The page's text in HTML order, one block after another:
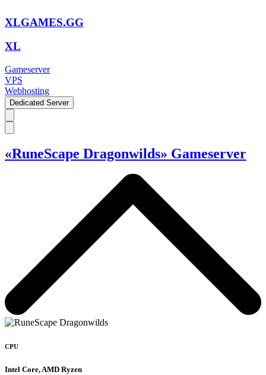
XLGAMES.GG
XL
Gameserver
VPS
Webhosting
Dedicated Server
«RuneScape Dragonwilds» Gameserver
CPU
Intel Core, AMD Ryzen